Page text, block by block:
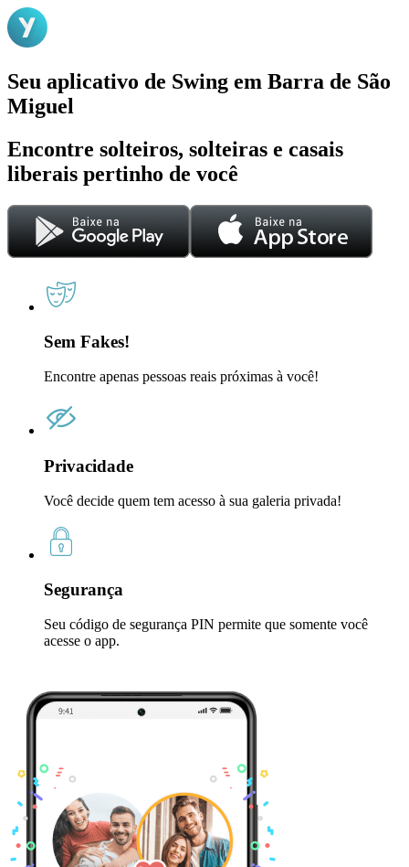
Seu aplicativo de Swing em Barra de São
Miguel
Encontre solteiros, solteiras e casais
liberais pertinho de você
Sem Fakes!
Encontre apenas pessoas reais próximas à você!
Privacidade
Você decide quem tem acesso à sua galeria privada!
Segurança
Seu código de segurança PIN permite que somente você
acesse o app.